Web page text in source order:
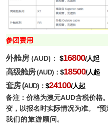
参团费用
外舱房 (AUD)： $16800/人起
高级舱房(AUD)： $18500/人起
套房(AUD)： $24100/人起
备注：价格为澳元AUD含税价格。
变，以报名时实际情况为准。 *预
我们的旅游顾问。